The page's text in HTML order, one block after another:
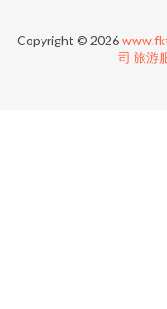
Copyright © 2026
司 旅游